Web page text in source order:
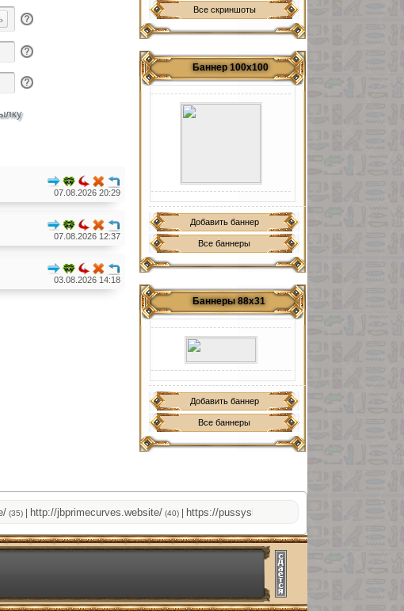
Все скриншоты
Баннер 100х100
Добавить баннер
Все баннеры
Баннеры 88х31
Добавить баннер
Все баннеры
07.08.2026 20:29
07.08.2026 12:37
03.08.2026 14:18
|http://jbprimecurves.website/(40)|https://pussyshop.chaturbate.com/male-cams/